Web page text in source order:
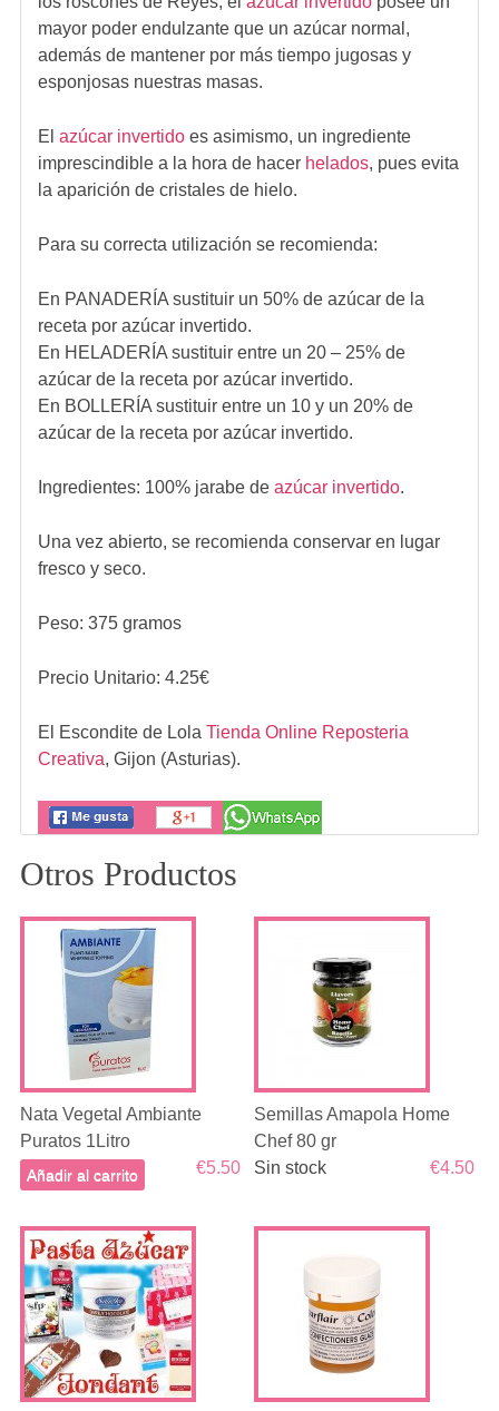
mayor poder endulzante que un azúcar normal,
además de mantener por más tiempo jugosas y
esponjosas nuestras masas.
El azúcar invertidoes asimismo, un ingrediente
imprescindible a la hora de hacer helados, pues evita
la aparición de cristales de hielo.
Para su correcta utilización se recomienda:
En PANADERÍA sustituir un 50% de azúcar de la
receta por azúcar invertido.
En HELADERÍA sustituir entre un 20 – 25% de
azúcar de la receta por azúcar invertido.
En BOLLERÍA sustituir entre un 10 y un 20% de
azúcar de la receta por azúcar invertido.
Ingredientes: 100% jarabe de azúcar invertido.
Una vez abierto, se recomienda conservar en lugar
fresco y seco.
Peso: 375 gramos
Precio Unitario: 4.25€
El Escondite de Lola Tienda Online Reposteria
Creativa, Gijon (Asturias).
Otros Productos
Nata Vegetal Ambiante
Puratos 1Litro
€5.50
Añadir al carrito
Semillas Amapola Home
Chef 80 gr
€4.50
Sin stock